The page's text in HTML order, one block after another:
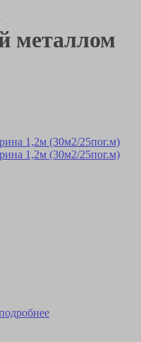
металлом